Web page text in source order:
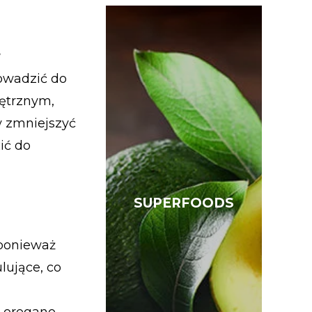
do
zmniejszyć
do
co
SUPERFOODS
SUPERFOODS